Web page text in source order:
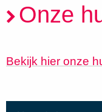
Onze
Bekijk hier onze